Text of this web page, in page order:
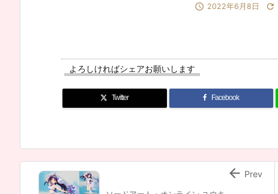
 2022年6月8日 
よろしければシェアお願いします
Twitter Facebook
 Prev